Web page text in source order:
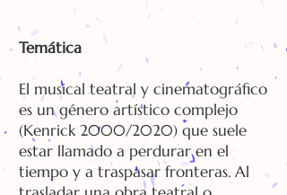
Temática
El musical teatral y cinematográfico
es un género artístico complejo
(Kenrick 2000/2020) que suele
estar llamado a perdurar en el
tiempo y a traspasar fronteras. Al